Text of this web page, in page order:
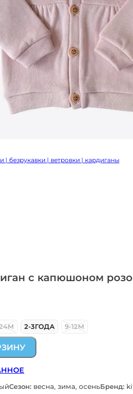
с капюшоном
| безрукавки | ветровки | кардиганы
2-3ГОДА 9-12М
Сезон: весна, зима, осеньБренд: